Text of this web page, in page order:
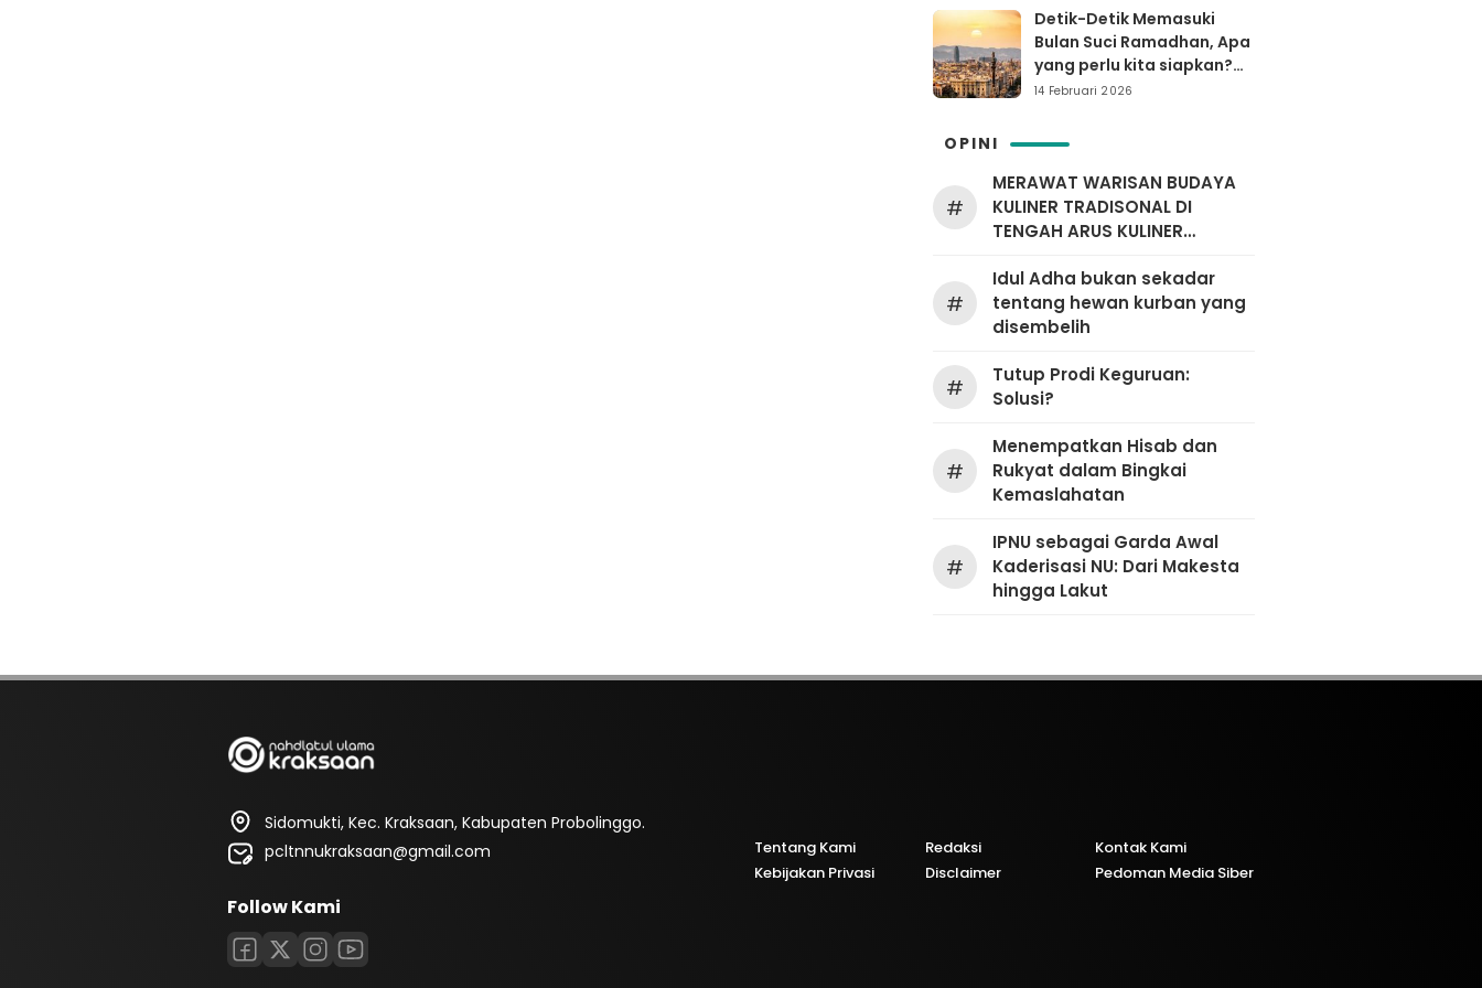
Detik-Detik Memasuki
Bulan Suci Ramadhan, Apa
yang perlu kita siapkan?
Yuk simak…
14 Februari 2026
OPINI
#
MERAWAT WARISAN BUDAYA
KULINER TRADISONAL DI
TENGAH ARUS KULINER
#
Idul Adha bukan sekadar
tentang hewan kurban yang
disembelih
#
Tutup Prodi Keguruan:
Solusi?
#
Menempatkan Hisab dan
Rukyat dalam Bingkai
Kemaslahatan
#
IPNU sebagai Garda Awal
Kaderisasi NU: Dari Makesta
hingga Lakut
Sidomukti, Kec. Kraksaan, Kabupaten Probolinggo.
pcltnnukraksaan@gmail.com
Follow Kami
Tentang Kami Redaksi
Kontak Kami
Kebijakan Privasi
Disclaimer Pedoman Media Siber